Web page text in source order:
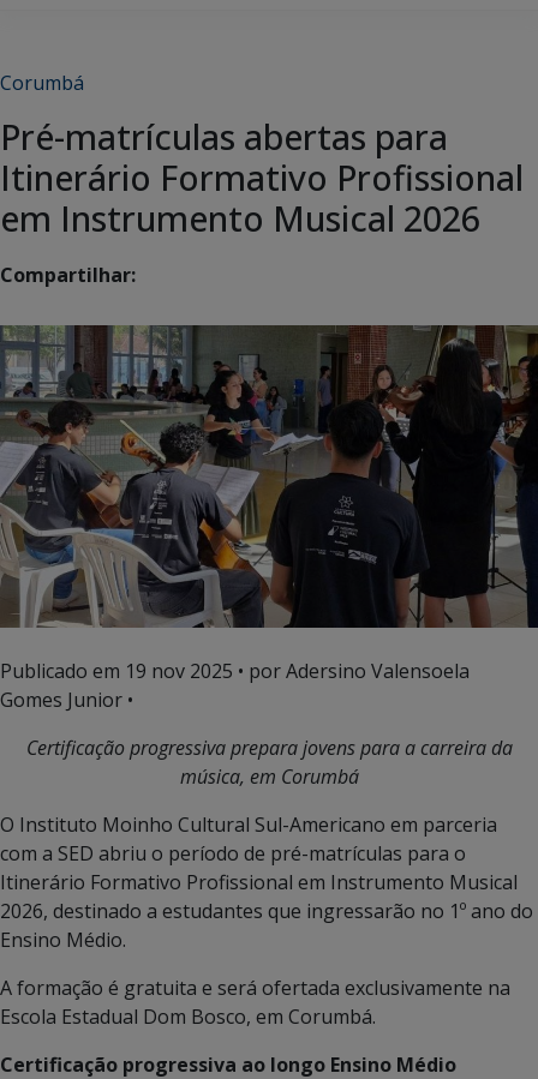
Corumbá
Pré-matrículas abertas para
Itinerário Formativo Profissional
em Instrumento Musical 2026
Compartilhar:
Publicado em 19 nov 2025 • por Adersino Valensoela
Gomes Junior •
Certificação progressiva prepara jovens para a carreira da
música, em Corumbá
O Instituto Moinho Cultural Sul-Americano em parceria
com a SED abriu o período de pré-matrículas para o
Itinerário Formativo Profissional em Instrumento Musical
2026, destinado a estudantes que ingressarão no 1º ano do
Ensino Médio.
A formação é gratuita e será ofertada exclusivamente na
Escola Estadual Dom Bosco, em Corumbá.
Certificação progressiva ao longo Ensino Médio